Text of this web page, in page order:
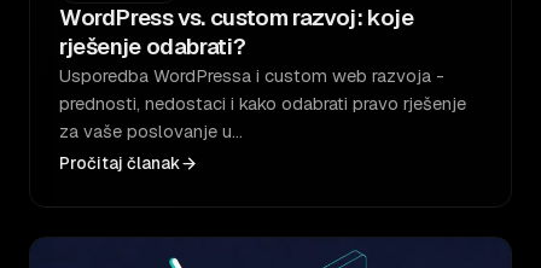
WordPress vs. custom razvoj: koje
rješenje odabrati?
Usporedba WordPressa i custom web razvoja -
prednosti, nedostaci i kako odabrati pravo rješenje
za vaše poslovanje u…
Pročitaj članak